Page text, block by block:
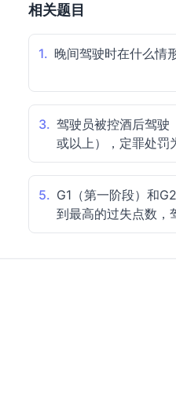
相关题目
1. 晚间驾驶时在什么情
3. 驾驶员被控酒后驾驶
或以上），定罪处罚
5. G1（第一阶段）和
到最高的过失点数，